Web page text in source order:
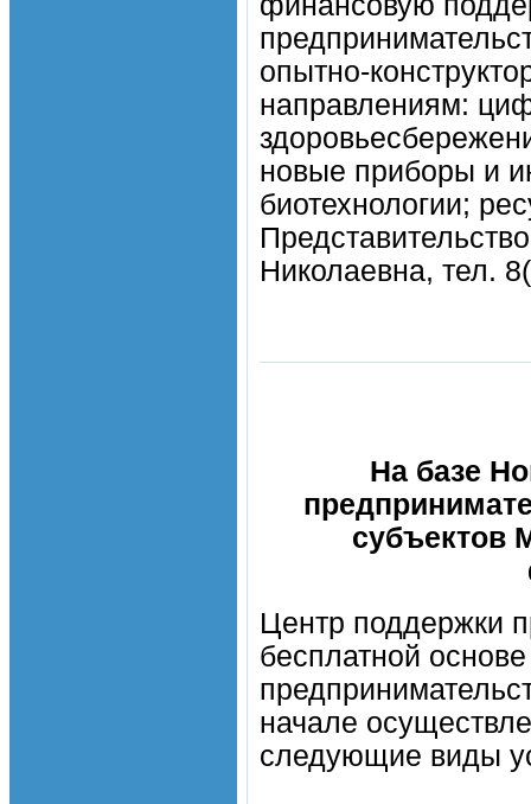
опытно-
направлениям:
новые приборы и
биотехнологии;
Николаевна, тел.
На базе
субъектов
Центр поддержки
бесплатной
начале
следующие виды